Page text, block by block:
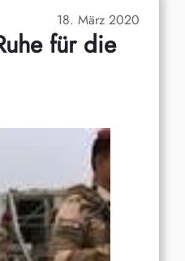
18. März 2020
für die